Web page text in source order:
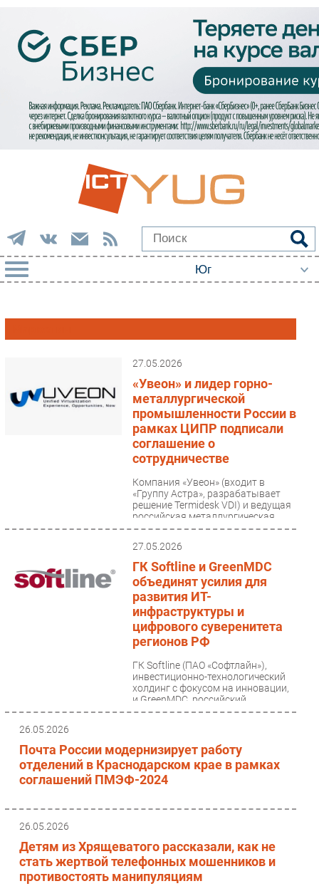
Импорто­замещение
Автоматизация Промышленности
Мобильная связь
Фиксированная связь
Кадры
Гаджеты
Здоровье
РАЗДЕЛЫ
Новости
Аналитика
Интервью
Мероприятия
Проекты
27.05.2026
«Увеон» и лидер горно-
металлургической
промышленности России в
рамках ЦИПР подписали
соглашение о
сотрудничестве
Компания «Увеон» (входит в
«Группу Астра», разрабатывает
решение Termidesk VDI) и ведущая
российская металлургическая
компания подписали...
27.05.2026
ГК Softline и GreenMDC
объединят усилия для
развития ИТ-
инфраструктуры и
цифрового суверенитета
регионов РФ
ГК Softline (ПАО «Софтлайн»),
инвестиционно-технологический
холдинг с фокусом на инновации,
и GreenMDC, российский
разработчик и производитель...
26.05.2026
Почта России модернизирует работу
отделений в Краснодарском крае в рамках
соглашений ПМЭФ-2024
26.05.2026
Детям из Хрящеватого рассказали, как не
стать жертвой телефонных мошенников и
противостоять манипуляциям